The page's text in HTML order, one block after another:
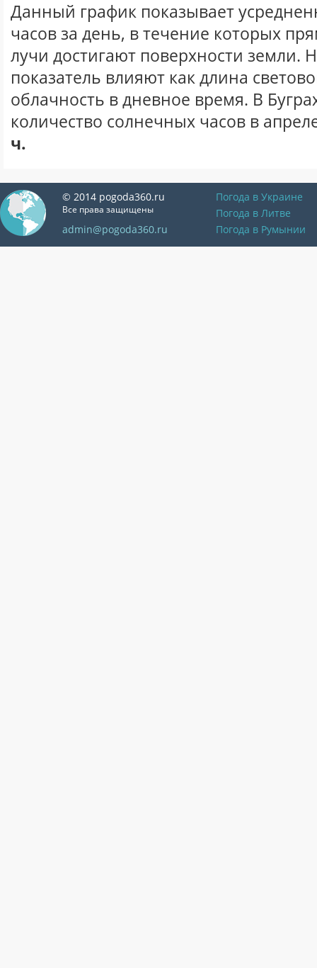
Данный график показывает
часов за день, в течение которых
лучи достигают поверхности земли.
показатель влияют как длина
облачность в дневное время. В
количество солнечных часов в
ч.
© 2014 pogoda360.ru
Все права защищены
admin@pogoda360.ru
Погода в Украине
Погода в Литве
Погода в Румынии